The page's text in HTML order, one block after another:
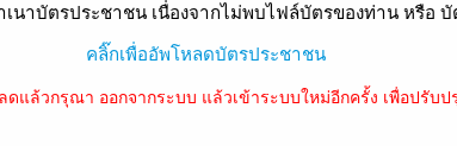
เก็บชั่วโมงบัญชี CPD
เนาบัตรประชาชน เนื่องจากไม่พบไฟล์บัตรของท่าน หรือ
คลิ๊กเพื่ออัพโหลดบัตรประชาชน
ดแล้วกรุณา ออกจากระบบ แล้วเข้าระบบใหม่อีกครั้ง เพื่อปรับป